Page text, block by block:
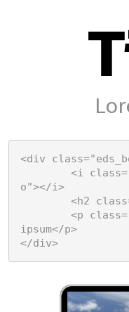
<div
o"></i>
ipsum</p>
</div>